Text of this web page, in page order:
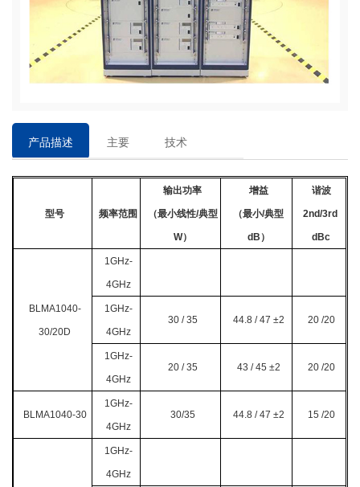
产品描述
主要
技术
型号 频率范围
输出功率
（最小线性/典型
W）
增益
（最小/典型
dB）
谐波
2nd/3rd
dBc
BLMA1040-
30/20D
1GHz-
4GHz
1GHz-
4GHz
30 / 35 44.8 / 47 ±2 20 /20
1GHz-
4GHz
20 / 35 43 / 45 ±2 20 /20
BLMA1040-30
1GHz-
4GHz
30/35 44.8 / 47 ±2 15 /20
1GHz-
4GHz